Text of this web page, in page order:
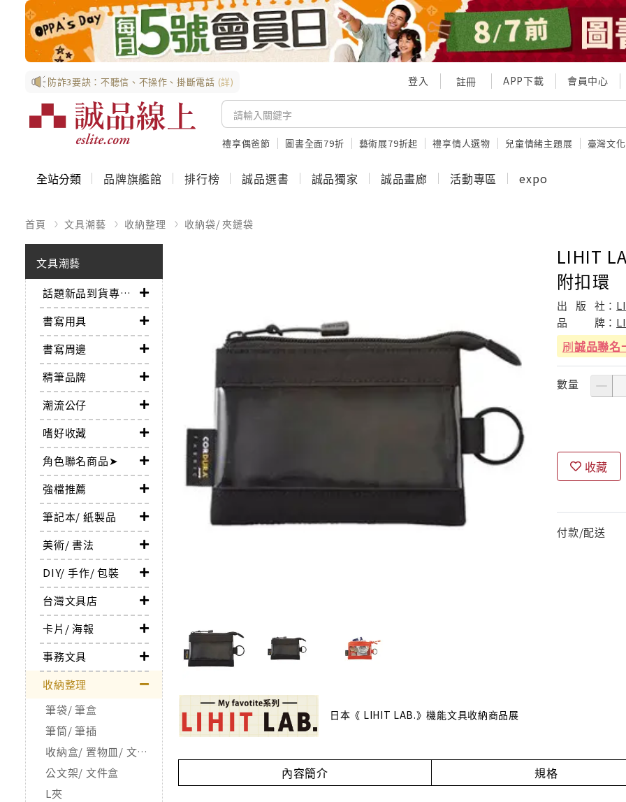
防詐3要訣：不聽信、不操作、掛斷電話 (詳) 登入 註冊 APP下載 會員中心
禮享偶爸節 圖書全面79折 藝術展79折起 禮享情人選物 兒童情緒主題展 臺灣文
全站分類 品牌旗艦館 排行榜 誠品選書 誠品獨家 誠品畫廊 活動專區 expo
首頁 文具潮藝 收納整理 收納袋/ 夾鏈袋
文具潮藝
話題新品到貨專區➤
書寫用具
書寫周邊
精筆品牌
潮流公仔
嗜好收藏
角色聯名商品➤
強檔推薦
筆記本/ 紙製品
美術/ 書法
DIY/ 手作/ 包裝
台灣文具店
卡片/ 海報
事務文具
收納整理
筆袋/ 筆盒
筆筒/ 筆插
收納盒/ 置物皿/ 文具整理用品
公文架/ 文件盒
L夾
日本《 LIHIT LAB.》機能文具收納商品展
LIHIT
附扣環
出 版 社：
品
牌：
刷誠品聯名
數量
收藏
付款/配送
內容簡介 規格